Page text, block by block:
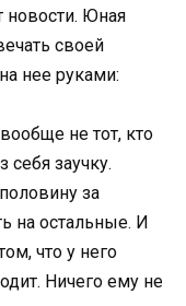
Юная
своей
нее руками:
не тот, кто
себя заучку.
за
на остальные. И
что у него
Ничего ему не